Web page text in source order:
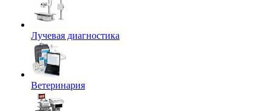
Лучевая диагностика
Ветеринария